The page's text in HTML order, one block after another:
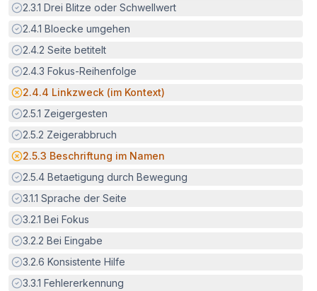
Erfüllt:
2.3.1 Drei Blitze oder Schwellwert
Erfüllt:
2.4.1 Bloecke umgehen
Erfüllt:
2.4.2 Seite betitelt
Erfüllt:
2.4.3 Fokus-Reihenfolge
Potenzielle Barriere:
2.4.4 Linkzweck (im Kontext)
Erfüllt:
2.5.1 Zeigergesten
Erfüllt:
2.5.2 Zeigerabbruch
Potenzielle Barriere:
2.5.3 Beschriftung im Namen
Erfüllt:
2.5.4 Betaetigung durch Bewegung
Erfüllt:
3.1.1 Sprache der Seite
Erfüllt:
3.2.1 Bei Fokus
Erfüllt:
3.2.2 Bei Eingabe
Erfüllt:
3.2.6 Konsistente Hilfe
Erfüllt:
3.3.1 Fehlererkennung